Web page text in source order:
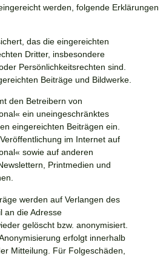
werden, folgende Erklärungen
das die eingereichten
Dritter, insbesondere
Persönlichkeitsrechten sind.
Beiträge und Bildwerke.
den Betreibern von
« ein uneingeschränktes
eingereichten Beiträgen ein.
im Internet auf
« sowie auf anderen
Printmedien und
werden auf Verlangen des
an die Adresse
gelöscht bzw. anonymisiert.
erfolgt innerhalb
Mitteilung. Für Folgeschäden,